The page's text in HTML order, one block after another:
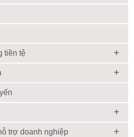
tiền tệ
trợ doanh nghiệp